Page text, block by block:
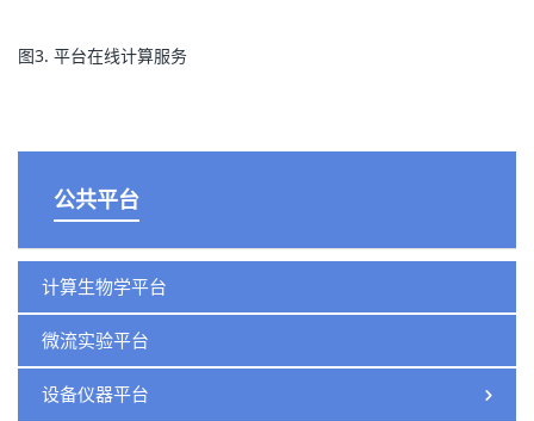
图3. 平台在线计算服务
公共平台
计算生物学平台
微流实验平台
设备仪器平台